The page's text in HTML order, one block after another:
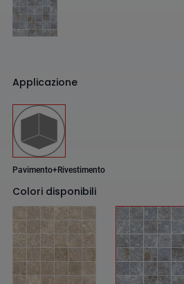
Applicazione
Pavimento+Rivestimento
Colori disponibili